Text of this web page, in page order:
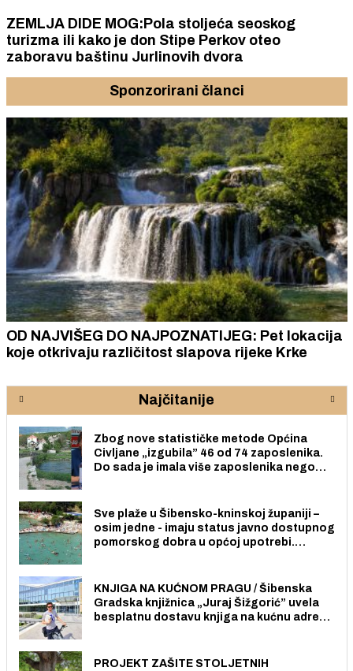
ZEMLJA DIDE MOG:Pola stoljeća seoskog
turizma ili kako je don Stipe Perkov oteo
zaboravu baštinu Jurlinovih dvora
Sponzorirani članci
OD NAJVIŠEG DO NAJPOZNATIJEG: Pet lokacija
koje otkrivaju različitost slapova rijeke Krke
Najčitanije
Zbog nove statističke metode Općina
Civljane „izgubila” 46 od 74 zaposlenika.
Do sada je imala više zaposlenika nego
Sve plaže u Šibensko-kninskoj županiji –
osim jedne - imaju status javno dostupnog
pomorskog dobra u općoj upotrebi.
KNJIGA NA KUĆNOM PRAGU / Šibenska
Gradska knjižnica „Juraj Šižgorić” uvela
besplatnu dostavu knjiga na kućnu adresu
PROJEKT ZAŠITE STOLJETNIH